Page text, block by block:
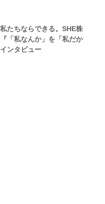
たちならできる。SHE株
「私なんか」を「私だか
ンタビュー